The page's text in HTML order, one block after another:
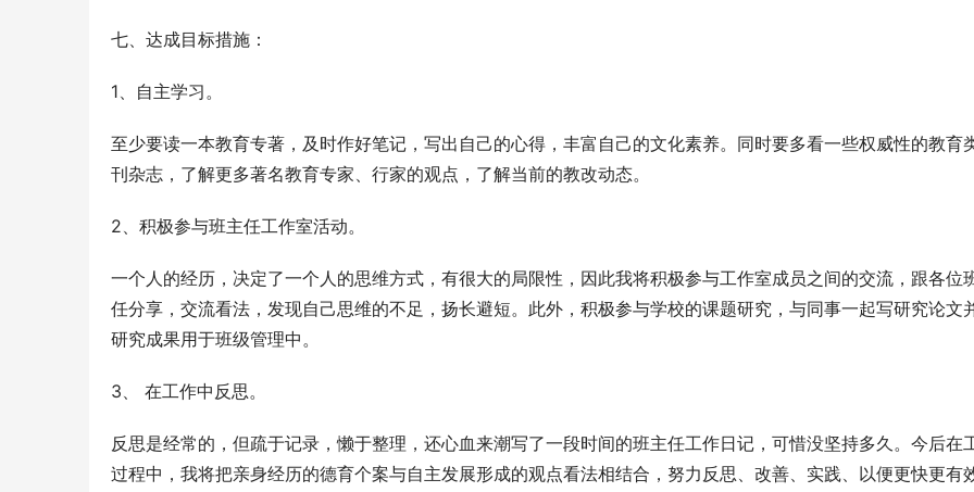
七、达成目标措施：
1、自主学习。
至少要读一本教育专著，及时作好笔记，写出自己的心得，丰富自己的文化素养。同时要多看一些权威性的教育
刊杂志，了解更多著名教育专家、行家的观点，了解当前的教改动态。
2、积极参与班主任工作室活动。
一个人的经历，决定了一个人的思维方式，有很大的局限性，因此我将积极参与工作室成员之间的交流，跟各位
任分享，交流看法，发现自己思维的不足，扬长避短。此外，积极参与学校的课题研究，与同事一起写研究论文
研究成果用于班级管理中。
3、 在工作中反思。
反思是经常的，但疏于记录，懒于整理，还心血来潮写了一段时间的班主任工作日记，可惜没坚持多久。今后在
过程中，我将把亲身经历的德育个案与自主发展形成的观点看法相结合，努力反思、改善、实践、以便更快更有